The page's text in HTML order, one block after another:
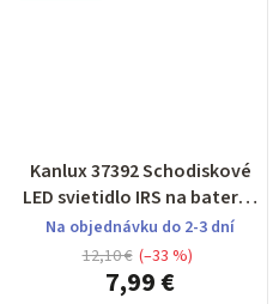
Kanlux 37392 Schodiskové
LED svietidlo IRS na baterky
3XAAA IRS3xAAA LED PIR W-
NW
Na objednávku do 2-3 dní
7,99 €
12,10 € (–33 %)